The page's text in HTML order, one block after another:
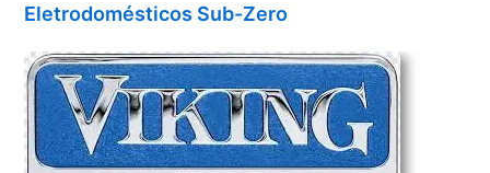
Eletrodomésticos Sub-Zero